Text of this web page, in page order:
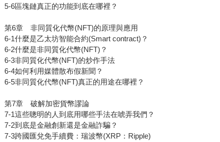
5-6區塊鏈真正的功能到底在哪裡？
第6章 非同質化代幣(NFT)的原理與應用
6-1什麼是乙太坊智能合約(Smart contract)？
6-2什麼是非同質化代幣(NFT)？
6-3非同質化代幣(NFT)的炒作手法
6-4如何利用媒體散布假新聞？
6-5非同質化代幣(NFT)真正的用途在哪裡？
第7章 破解加密貨幣謬論
7-1這些聰明的人到底用哪些手法在唬弄我們？
7-2到底是金融創新還是金融詐騙？
7-3跨國匯兌免手續費：瑞波幣(XRP：Ripple)